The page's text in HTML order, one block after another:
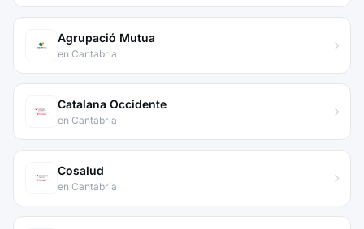
Agrupació Mutua
en Cantabria
Catalana Occidente
en Cantabria
Cosalud
en Cantabria